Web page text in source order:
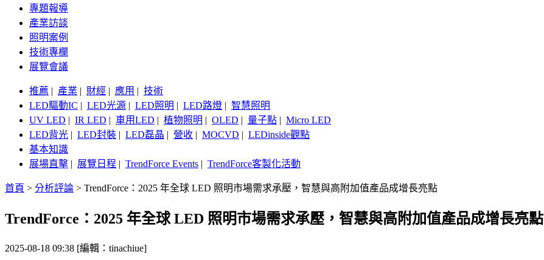
專題報導
產業訪談
照明案例
技術專欄
展覽會議
推薦 | 產業 | 財經 | 應用 | 技術
LED驅動IC | LED光源 | LED照明 | LED路燈 | 智慧照明
UV LED | IR LED | 車用LED | 植物照明 | OLED | 量子點 | Micro LED
LED背光 | LED封裝 | LED磊晶 | 營收 | MOCVD | LEDinside觀點
基本知識
展場直擊 | 展覽日程 | TrendForce Events | TrendForce客製化活動
首頁 > 分析評論 > TrendForce：2025 年全球 LED 照明市場需求承壓，智慧與高附加值產品成增長亮點
TrendForce：2025 年全球 LED 照明市場需求承壓，智慧與高附加值產品成增長亮點
2025-08-18 09:38 [編輯：tinachiue]